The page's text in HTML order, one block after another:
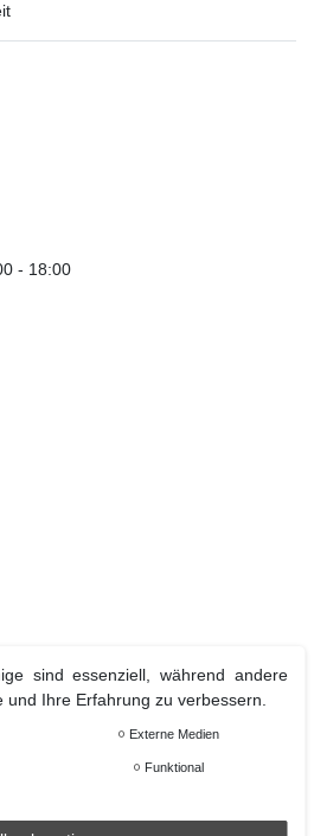
- 18:00
sind essenziell, während andere
Ihre Erfahrung zu verbessern.
Externe Medien
Funktional